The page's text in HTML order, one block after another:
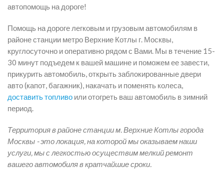
автопомощь на дороге!
Помощь на дороге легковым и грузовым автомобилям в
районе станции метро Верхние Котлы г. Москвы,
круглосуточно и оперативно рядом с Вами. Мы в течение 15-
30 минут подъедем к вашей машине и поможем ее завести,
прикурить автомобиль, открыть заблокированные двери
авто (капот, багажник), накачать и поменять колеса,
доставить топливо или отогреть ваш автомобиль в зимний
период.
Территория в районе станции м. Верхние Котлы города
Москвы - это локация, на которой мы оказываем наши
услуги, мы с легкостью осуществим мелкий ремонт
вашего автомобиля в кратчайшие сроки.